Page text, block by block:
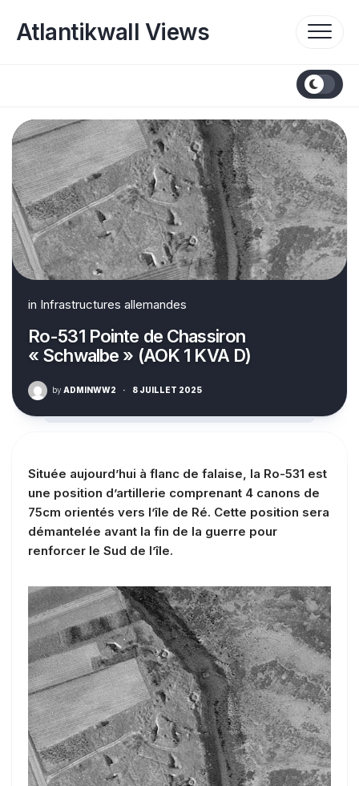
content
Atlantikwall Views
in Infrastructures allemandes
Ro-531 Pointe de Chassiron
« Schwalbe » (AOK 1 KVA D)
by ADMINWW2 · 8 JUILLET 2025
Située aujourd’hui à flanc de falaise, la Ro-531 est
une position d’artillerie comprenant 4 canons de
75cm orientés vers l’île de Ré. Cette position sera
démantelée avant la fin de la guerre pour
renforcer le Sud de l’île.